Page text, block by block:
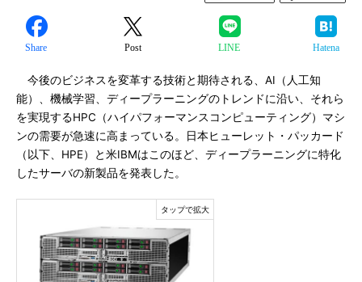
Share Post LINE Hatena
今後のビジネスを変革する技術と期待される、AI（人工知
能）、機械学習、ディープラーニングのトレンドに沿い、それら
を実現するHPC（ハイパフォーマンスコンピューティング）マシ
ンの需要が急速に高まっている。日本ヒューレット・パッカード
（以下、HPE）と米IBMはこのほど、ディープラーニングに特化
したサーバの新製品を発表した。